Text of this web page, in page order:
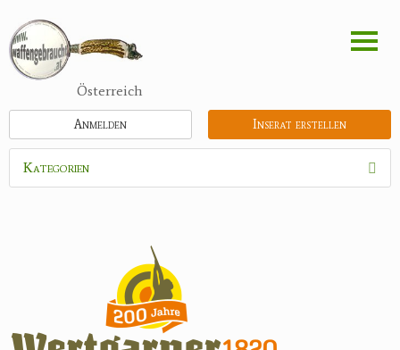
zum
Inhalt
Österreich
Inserat erstellen
Anmelden
Kategorien